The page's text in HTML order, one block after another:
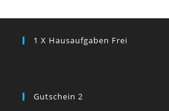
1 X Hausaufgaben Frei
Gutschein 2